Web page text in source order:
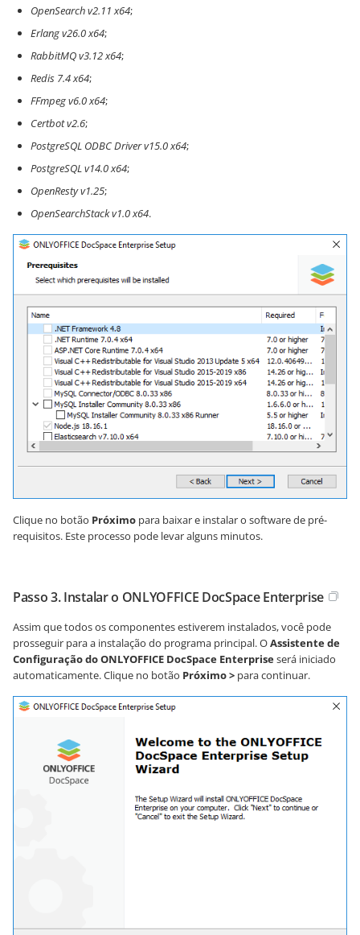
OpenSearch v2.11 x64;
Erlang v26.0 x64;
RabbitMQ v3.12 x64;
Redis 7.4 x64;
FFmpeg v6.0 x64;
Certbot v2.6;
PostgreSQL ODBC Driver v15.0 x64;
PostgreSQL v14.0 x64;
OpenResty v1.25;
OpenSearchStack v1.0 x64.
Clique no botão Próximo para baixar e instalar o software de pré-
requisitos. Este processo pode levar alguns minutos.
Passo 3. Instalar o ONLYOFFICE DocSpace Enterprise
Assim que todos os componentes estiverem instalados, você pode
prosseguir para a instalação do programa principal. OAssistente de
Configuração do ONLYOFFICE DocSpace Enterpriseserá iniciado
automaticamente. Clique no botão Próximo > para continuar.